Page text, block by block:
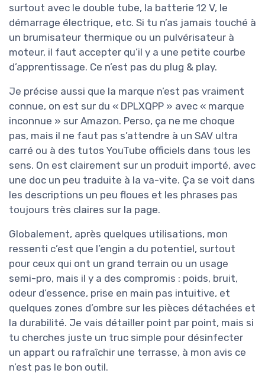
surtout avec le double tube, la batterie 12 V, le
démarrage électrique, etc. Si tu n’as jamais touché à
un brumisateur thermique ou un pulvérisateur à
moteur, il faut accepter qu’il y a une petite courbe
d’apprentissage. Ce n’est pas du plug & play.
Je précise aussi que la marque n’est pas vraiment
connue, on est sur du « DPLXQPP » avec « marque
inconnue » sur Amazon. Perso, ça ne me choque
pas, mais il ne faut pas s’attendre à un SAV ultra
carré ou à des tutos YouTube officiels dans tous les
sens. On est clairement sur un produit importé, avec
une doc un peu traduite à la va-vite. Ça se voit dans
les descriptions un peu floues et les phrases pas
toujours très claires sur la page.
Globalement, après quelques utilisations, mon
ressenti c’est que l’engin a du potentiel, surtout
pour ceux qui ont un grand terrain ou un usage
semi-pro, mais il y a des compromis : poids, bruit,
odeur d’essence, prise en main pas intuitive, et
quelques zones d’ombre sur les pièces détachées et
la durabilité. Je vais détailler point par point, mais si
tu cherches juste un truc simple pour désinfecter
un appart ou rafraîchir une terrasse, à mon avis ce
n’est pas le bon outil.